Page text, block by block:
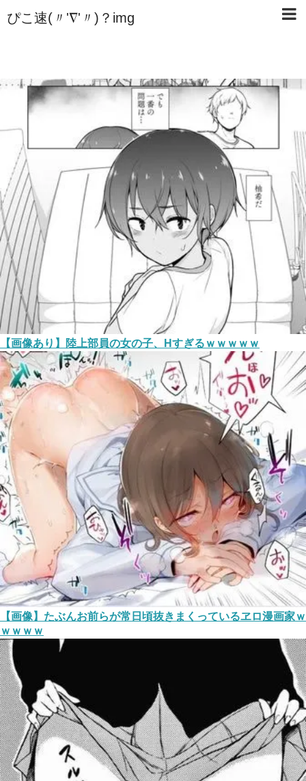
ぴこ速(〃'∇'〃)？img
【画像あり】陸上部員の女の子、Hすぎるｗｗｗｗｗ
【画像】たぶんお前らが常日頃抜きまくっているヱロ漫画家ｗ
ｗｗｗｗ